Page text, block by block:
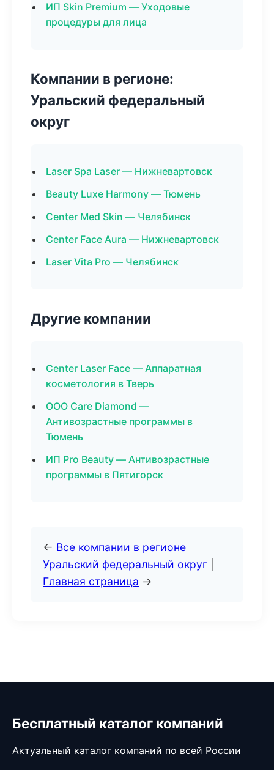
ИП Skin Premium — Уходовые
процедуры для лица
Компании в регионе:
Уральский федеральный
округ
Laser Spa Laser — Нижневартовск
Beauty Luxe Harmony — Тюмень
Center Med Skin — Челябинск
Center Face Aura — Нижневартовск
Laser Vita Pro — Челябинск
Другие компании
Center Laser Face — Аппаратная
косметология в Тверь
ООО Care Diamond —
Антивозрастные программы в
Тюмень
ИП Pro Beauty — Антивозрастные
программы в Пятигорск
← Все компании в регионе
Уральский федеральный округ
Главная страница →
Бесплатный каталог компаний
Актуальный каталог компаний по всей России